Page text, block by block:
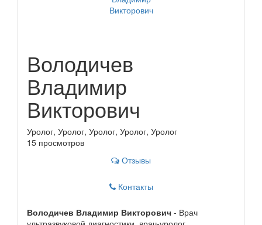
Володичев
Владимир
Викторович
Уролог, Уролог, Уролог, Уролог, Уролог
15 просмотров
Отзывы
Контакты
Володичев Владимир Викторович - Врач